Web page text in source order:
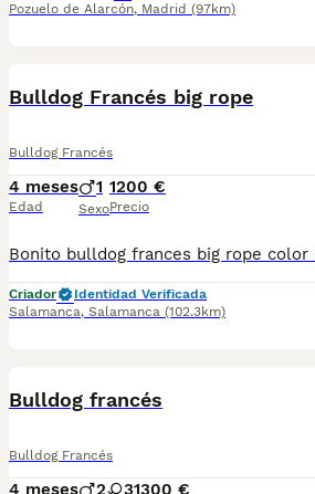
Pozuelo de Alarcón, Madrid (97km)
Bulldog Francés big rope
Bulldog Francés
4 meses
Edad
1
Sexo
1200 €
Precio
Criador
Identidad Verificada
Salamanca, Salamanca (102.3km)
Bulldog francés
Bulldog Francés
4 meses 2 31300 €